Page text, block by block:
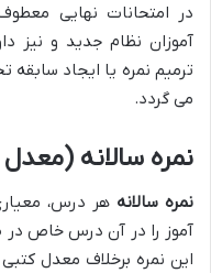
در امتحانات نهایی
آموزان نظام جدید و نیز
ترمیم نمره یا ایجاد
می گردد.
نمره سالانه
نمره سالانه هر درس،
آموز را در آن درس خاص
این نمره برخلاف معدل